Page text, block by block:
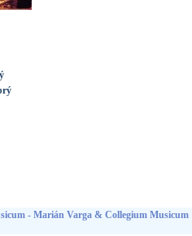
- Marián Varga & Collegium Musicum